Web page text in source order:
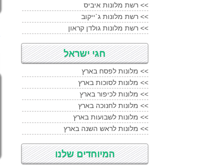
רשת מלונות איביס <<
רשת מלונות ג`ייקוב <<
רשת מלונות גולדן קראון <<
חגי ישראל
מלונות לפסח בארץ <<
מלונות לסוכות בארץ <<
מלונות לכיפור בארץ <<
מלונות לחנוכה בארץ <<
מלונות לשבועות בארץ <<
מלונות לראש השנה בארץ <<
המיוחדים שלנו